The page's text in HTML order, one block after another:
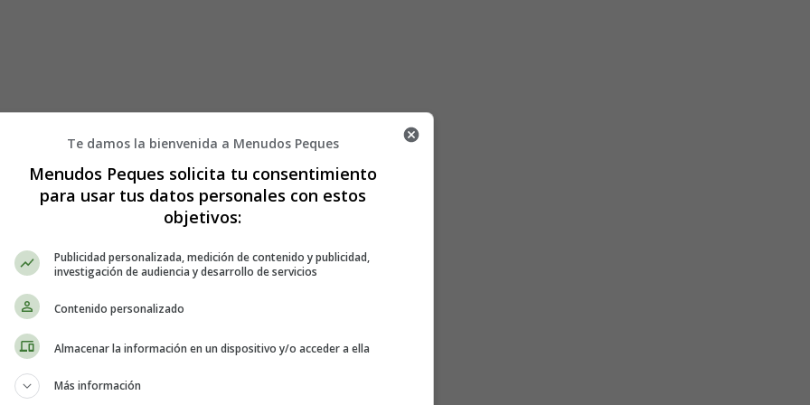
batidos
por jarabe de arce o miel, aunque variará ligeramente el sabor)
puedes usar extracto puro de vainilla en su lugar)
Te damos la bienvenida a Menudos Peques
Menudos Peques solicita tu consentimiento
para usar tus datos personales con estos
objetivos:
Publicidad personalizada, medición de contenido y publicidad,
investigación de audiencia y desarrollo de servicios
Contenido personalizado
Almacenar la información en un dispositivo y/o acceder a ella
Más información